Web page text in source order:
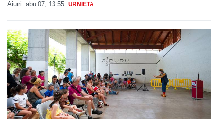
Aiurri abu 07, 13:55 URNIETA